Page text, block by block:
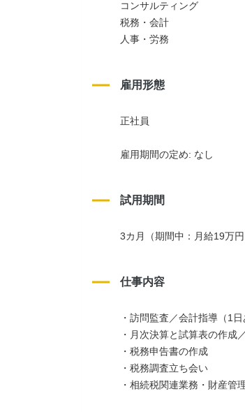
コンサルティング
税務・会計
人事・労務
雇用形態
正社員
雇用期間の定め: なし
試用期間
3カ月（期間中：月給19万円
仕事内容
・訪問監査／会計指導（1
・月次決算と試算表の作成
・税務申告書の作成
・税務調査立ち会い
・相続税関連業務・財産管